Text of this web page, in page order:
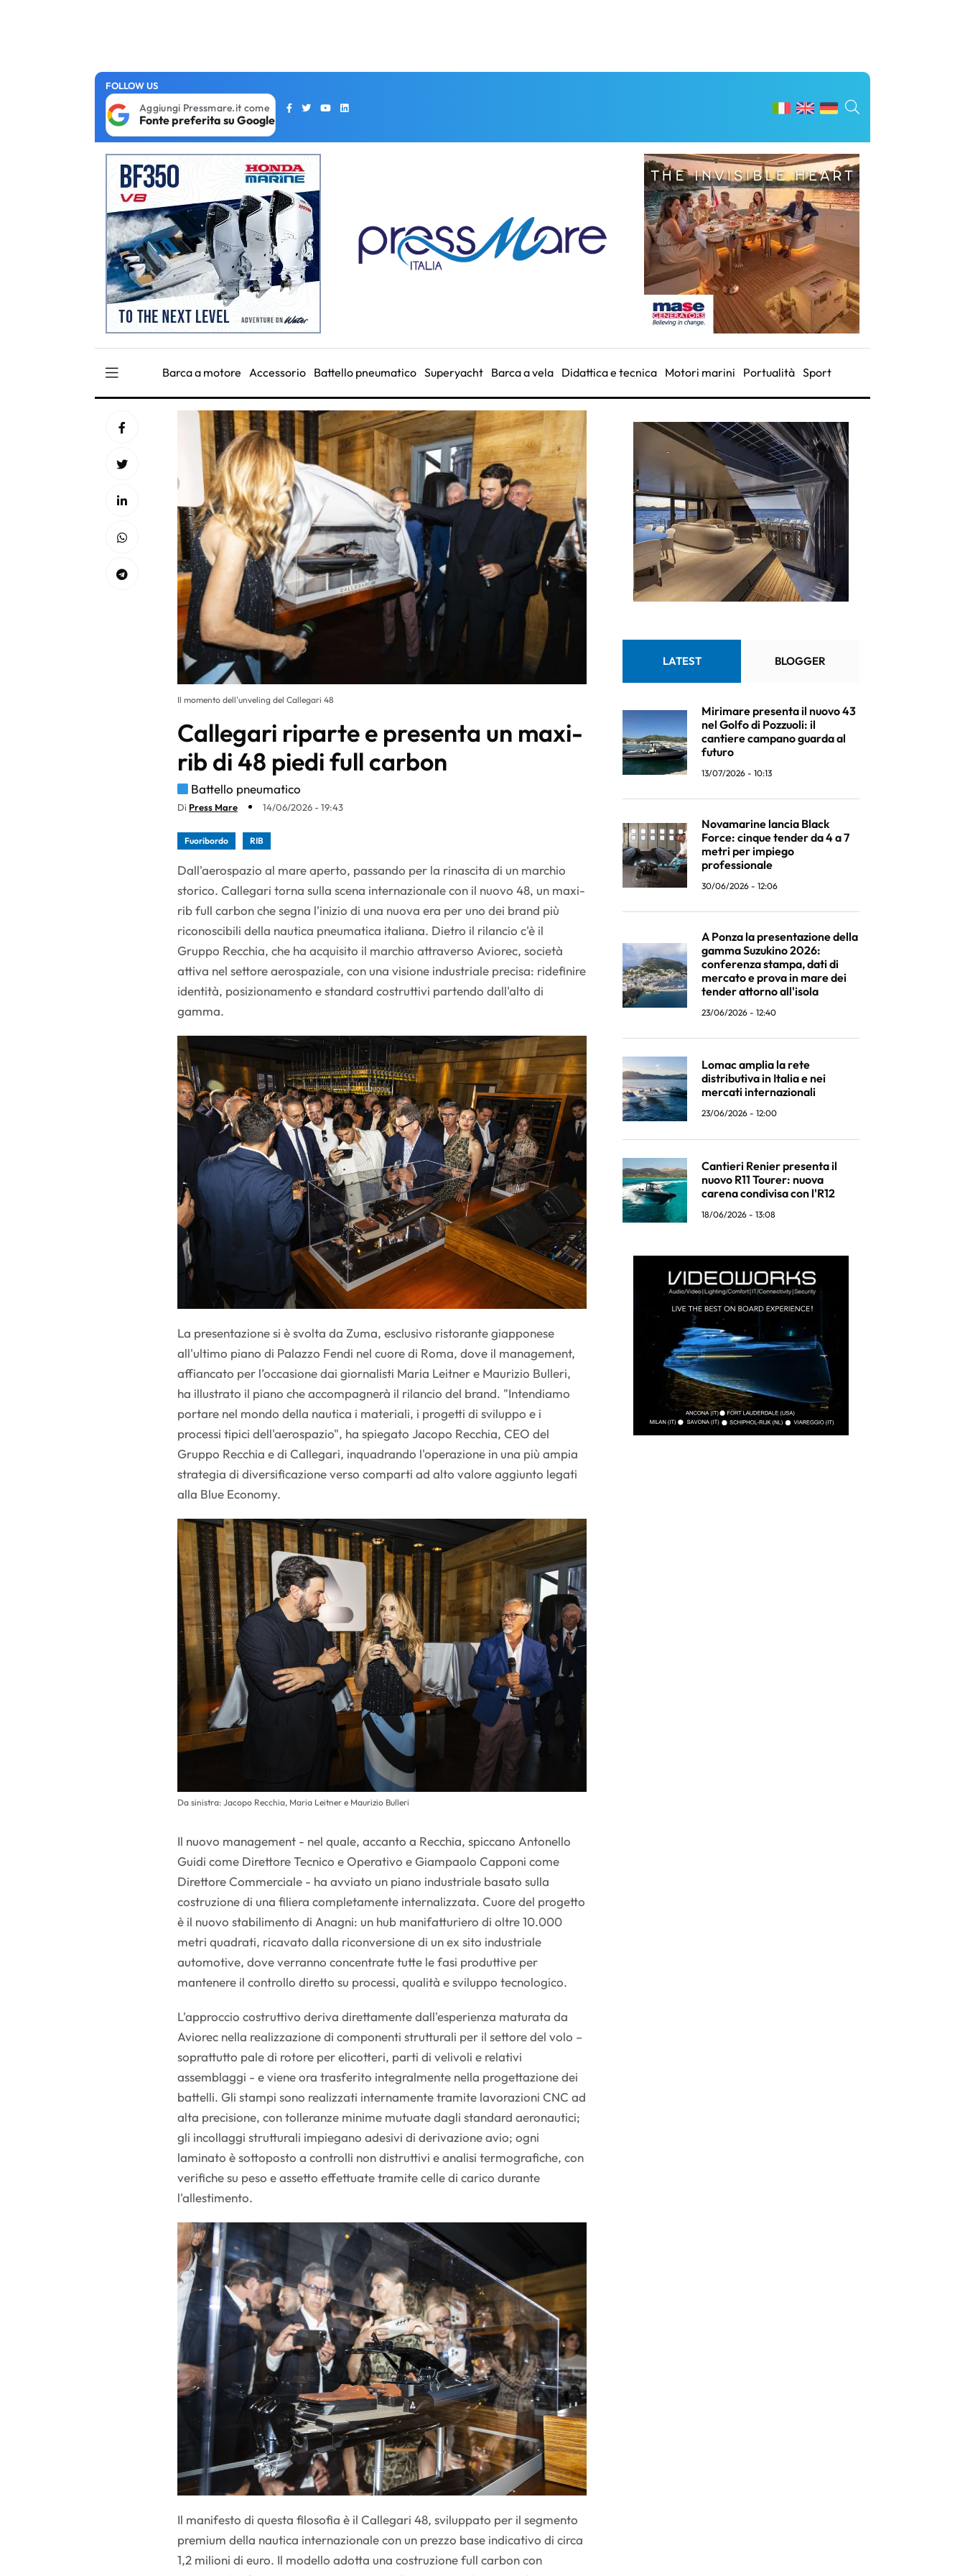
FOLLOW US
Aggiungi Pressmare.it come
Fonte preferita su Google
Barca a motore Accessorio Battello pneumatico Superyacht Barca a vela Didattica e tecnica Motori marini Portualità Sport
Il momento dell'unveling del Callegari 48
Callegari riparte e presenta un maxi-
rib di 48 piedi full carbon
Battello pneumatico
Di Press Mare 14/06/2026 - 19:43
Fuoribordo RIB
Dall'aerospazio al mare aperto, passando per la rinascita di un marchio
storico. Callegari torna sulla scena internazionale con il nuovo 48, un maxi-
rib full carbon che segna l'inizio di una nuova era per uno dei brand più
riconoscibili della nautica pneumatica italiana. Dietro il rilancio c'è il
Gruppo Recchia, che ha acquisito il marchio attraverso Aviorec, società
attiva nel settore aerospaziale, con una visione industriale precisa: ridefinire
identità, posizionamento e standard costruttivi partendo dall'alto di
gamma.
La presentazione si è svolta da Zuma, esclusivo ristorante giapponese
all'ultimo piano di Palazzo Fendi nel cuore di Roma, dove il management,
affiancato per l’occasione dai giornalisti Maria Leitner e Maurizio Bulleri,
ha illustrato il piano che accompagnerà il rilancio del brand. "Intendiamo
portare nel mondo della nautica i materiali, i progetti di sviluppo e i
processi tipici dell'aerospazio", ha spiegato Jacopo Recchia, CEO del
Gruppo Recchia e di Callegari, inquadrando l'operazione in una più ampia
strategia di diversificazione verso comparti ad alto valore aggiunto legati
alla Blue Economy.
Da sinistra: Jacopo Recchia, Maria Leitner e Maurizio Bulleri
Il nuovo management - nel quale, accanto a Recchia, spiccano Antonello
Guidi come Direttore Tecnico e Operativo e Giampaolo Capponi come
Direttore Commerciale - ha avviato un piano industriale basato sulla
costruzione di una filiera completamente internalizzata. Cuore del progetto
è il nuovo stabilimento di Anagni: un hub manifatturiero di oltre 10.000
metri quadrati, ricavato dalla riconversione di un ex sito industriale
automotive, dove verranno concentrate tutte le fasi produttive per
mantenere il controllo diretto su processi, qualità e sviluppo tecnologico.
L'approccio costruttivo deriva direttamente dall'esperienza maturata da
Aviorec nella realizzazione di componenti strutturali per il settore del volo –
soprattutto pale di rotore per elicotteri, parti di velivoli e relativi
assemblaggi - e viene ora trasferito integralmente nella progettazione dei
battelli. Gli stampi sono realizzati internamente tramite lavorazioni CNC ad
alta precisione, con tolleranze minime mutuate dagli standard aeronautici;
gli incollaggi strutturali impiegano adesivi di derivazione avio; ogni
laminato è sottoposto a controlli non distruttivi e analisi termografiche, con
verifiche su peso e assetto effettuate tramite celle di carico durante
l'allestimento.
Il manifesto di questa filosofia è il Callegari 48, sviluppato per il segmento
premium della nautica internazionale con un prezzo base indicativo di circa
1,2 milioni di euro. Il modello adotta una costruzione full carbon con
LATEST BLOGGER
Mirimare presenta il nuovo 43
nel Golfo di Pozzuoli: il
cantiere campano guarda al
futuro
13/07/2026 - 10:13
Novamarine lancia Black
Force: cinque tender da 4 a 7
metri per impiego
professionale
30/06/2026 - 12:06
A Ponza la presentazione della
gamma Suzukino 2026:
conferenza stampa, dati di
mercato e prova in mare dei
tender attorno all'isola
23/06/2026 - 12:40
Lomac amplia la rete
distributiva in Italia e nei
mercati internazionali
23/06/2026 - 12:00
Cantieri Renier presenta il
nuovo R11 Tourer: nuova
carena condivisa con l'R12
18/06/2026 - 13:08